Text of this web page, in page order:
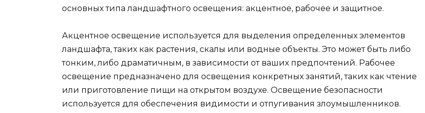
основных типа ландшафтного освещения: акцентное, рабочее и защитное.
Акцентное освещение используется для выделения определенных элементов
ландшафта, таких как растения, скалы или водные объекты. Это может быть либо
тонким, либо драматичным, в зависимости от ваших предпочтений. Рабочее
освещение предназначено для освещения конкретных занятий, таких как чтение
или приготовление пищи на открытом воздухе. Освещение безопасности
используется для обеспечения видимости и отпугивания злоумышленников.